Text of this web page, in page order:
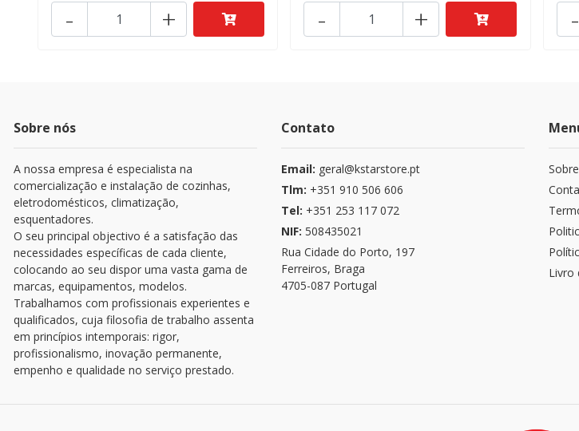
+
- +
- -
Sobre nós
A nossa empresa é especialista na
comercialização e instalação de cozinhas,
eletrodomésticos, climatização,
esquentadores.
O seu principal objectivo é a satisfação das
necessidades específicas de cada cliente,
colocando ao seu dispor uma vasta gama de
marcas, equipamentos, modelos.
Trabalhamos com profissionais experientes e
qualificados, cuja filosofia de trabalho assenta
em princípios intemporais: rigor,
profissionalismo, inovação permanente,
empenho e qualidade no serviço prestado.
Contato
Email: geral@kstarstore.pt
Tlm: +351 910 506 606
Tel: +351 253 117 072
NIF: 508435021
Rua Cidade do Porto, 197
Ferreiros, Braga
4705-087 Portugal
Livro